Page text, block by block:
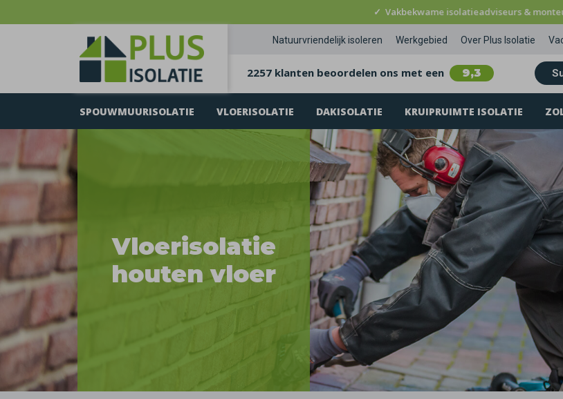
✓ Vakbekwame isolatieadviseurs &
Natuurvriendelijk isoleren Werkgebied Over Plus Isolatie
2257 klanten beoordelen ons met een 9,3
SPOUWMUURISOLATIE VLOERISOLATIE DAKISOLATIE KRUIPRUIMTE ISOLATIE
Vloerisolatie
houten vloer